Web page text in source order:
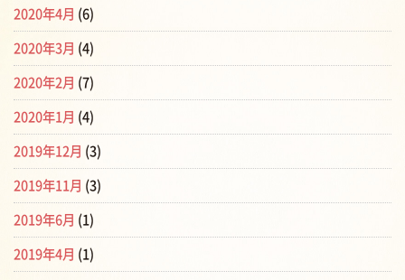
2020年4月 (6)
2020年3月 (4)
2020年2月 (7)
2020年1月 (4)
2019年12月 (3)
2019年11月 (3)
2019年6月 (1)
2019年4月 (1)